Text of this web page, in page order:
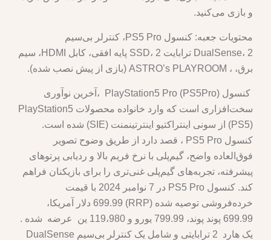
و بازی می‌کنید.
محتویات جعبه: کنسول PS5 Pro، کنترلر بی‌سیم
DualSense، 2 ترابایت SSD، 2 پایه افقی، کابل HDMI، سیم
برق، ، ASTRO’s PLAYROOM (بازی از پیش نصب شده).
کنسول PlayStation5 Pro (PS5Pro) ،آخرین نوآوری
سخت‌افزاری است که وارد خانواده محصولات PlayStation5
(PS5) از سونی اینتراکتیو اینترتینمنت (SIE) شده است.
کنسول PS5 Pro ، قصد دارد از طریق وضوح تصویر
فوق‌العاده واضح، گیم‌پلی با نرخ فریم بالا و ردیابی پرتوهای
پیشرفته، تجربه‌های گیم‌پلی غنی‌تری را برای بازیکنان فراهم
کند. کنسول PS5 Pro در 7 نوامبر 2024 با قیمت
خرده‌فروشی توصیه شده (RRP) 699.99 دلار آمریکا،
699.99 پوند پوند، 799.99 یورو و 119،980 ین عرضه شده .
یک هارد 2 ترابایتی و شامل یک کنترلر بی‌سیم DualSense